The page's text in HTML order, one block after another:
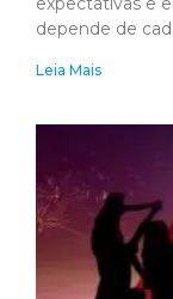
depende de
Leia Mais